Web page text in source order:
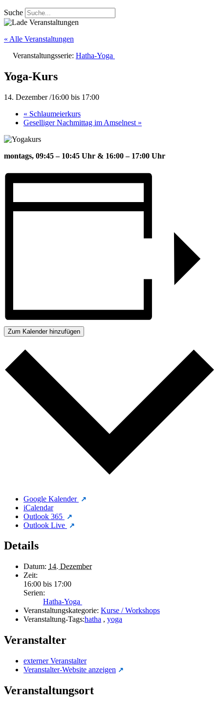
Suche
« Alle Veranstaltungen
Veranstaltungsserie: Hatha-Yoga
Yoga-Kurs
14. Dezember /16:00 bis 17:00
« Schlaumeierkurs
Geselliger Nachmittag im Amselnest »
montags, 09:45 – 10:45 Uhr & 16:00 – 17:00 Uhr
Zum Kalender hinzufügen
Google Kalender
iCalendar
Outlook 365
Outlook Live
Details
Datum: 14. Dezember
Zeit:
16:00 bis 17:00
Serien:
Hatha-Yoga
Veranstaltungskategorie: Kurse / Workshops
Veranstaltung-Tags:hatha , yoga
Veranstalter
externer Veranstalter
Veranstalter-Website anzeigen
Veranstaltungsort